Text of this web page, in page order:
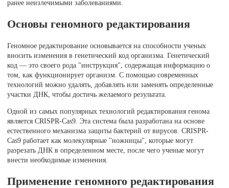
ранее неизлечимыми заболеваниями.
Основы геномного редактирования
Геномное редактирование основывается на способности ученых
вносить изменения в генетический код организма. Генетический
код — это своего рода "инструкция", содержащая информацию о
том, как функционирует организм. С помощью современных
технологий можно удалять, добавлять или заменять определенные
участки ДНК, чтобы достичь желаемого результата.
Одной из самых популярных технологий редактирования генома
является CRISPR-Cas9. Эта система была разработана на основе
естественного механизма защиты бактерий от вирусов. CRISPR-
Cas9 работает как молекулярные "ножницы", которые могут
разрезать ДНК в определенном месте, после чего ученые могут
внести необходимые изменения.
Применение геномного редактирования